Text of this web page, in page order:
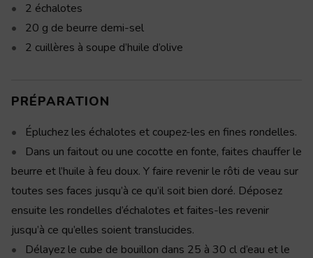
2 échalotes
20 g de beurre demi-sel
2 cuillères à soupe d’huile d’olive
PRÉPARATION
Épluchez les échalotes et coupez-les en fines rondelles.
Dans un faitout ou une cocotte en fonte, faites chauffer le
beurre et l’huile à feu doux. Y faire revenir le rôti de veau sur
toutes ses faces jusqu’à ce qu’il soit bien doré. Déposez
ensuite les rondelles d’échalotes et faites-les revenir
jusqu’à ce qu’elles soient translucides.
Délayez le cube de bouillon dans 25 à 30 cl d’eau et le